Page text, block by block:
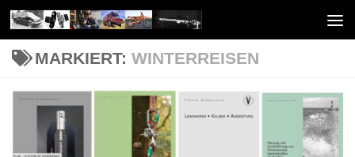
Unter dem Inhalt
MARKIERT: WINTERREISEN